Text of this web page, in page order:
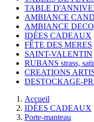
TABLE
AMBIANCE
AMBIANCE
IDÉES CADEAUX
FÊTE DES MERES
SAINT-VALENTIN
RUBANS strass,
CREATIONS
DESTOCKAGE-
Accueil
IDÉES CADEAUX
Porte-manteau